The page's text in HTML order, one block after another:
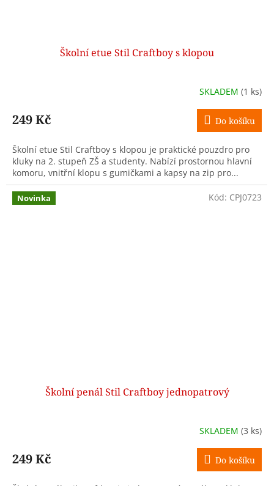
Školní etue Stil Craftboy s klopou
SKLADEM (1 ks)
249 Kč Do košíku
Školní etue Stil Craftboy s klopou je praktické pouzdro pro
kluky na 2. stupeň ZŠ a studenty. Nabízí prostornou hlavní
komoru, vnitřní klopu s gumičkami a kapsy na zip pro...
Novinka
Školní penál Stil Craftboy jednopatrový
SKLADEM (3 ks)
249 Kč Do košíku
Kód: CPJ0723